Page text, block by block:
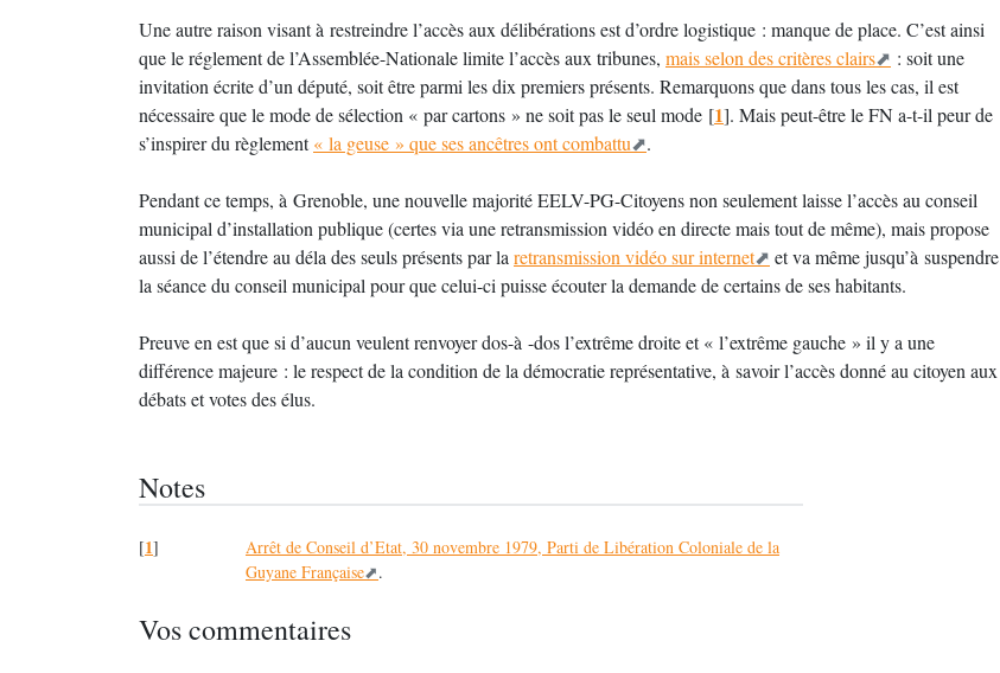
Une autre raison visant à restreindre l’accès aux délibérations est d’ordre logistique : manque de place. C’est ainsi
que le réglement de l’Assemblée-Nationale limite l’accès aux tribunes, mais selon des critères clairs
: soit une
invitation écrite d’un député, soit être parmi les dix premiers présents. Remarquons que dans tous les cas, il est
nécessaire que le mode de sélection « par cartons » ne soit pas le seul mode [1]. Mais peut-être le FN a-t-il peur de
s’inspirer du règlement« la geuse » que ses ancêtres ont combattu .
Pendant ce temps, à Grenoble, une nouvelle majorité EELV-PG-Citoyens non seulement laisse l’accès au conseil
municipal d’installation publique (certes via une retransmission vidéo en directe mais tout de même), mais propose
aussi de l’étendre au déla des seuls présents par la retransmission vidéo sur internet
et va même jusqu’à suspendre
la séance du conseil municipal pour que celui-ci puisse écouter la demande de certains de ses habitants.
Preuve en est que si d’aucun veulent renvoyer dos-à -dos l’extrême droite et « l’extrême gauche » il y a une
différence majeure : le respect de la condition de la démocratie représentative, à savoir l’accès donné au citoyen aux
débats et votes des élus.
Notes
[1]
Arrêt de Conseil d’Etat, 30 novembre 1979, Parti de Libération Coloniale de la
Guyane Française
.
Vos commentaires